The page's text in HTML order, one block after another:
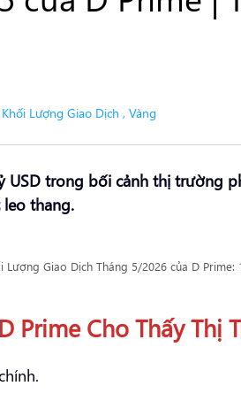
Lượng Giao Dịch , Vàng
trong bối cảnh thị trường
thang.
Lượng Giao Dịch Tháng 5/2026 của D Prime:
Prime Cho Thấy Thị